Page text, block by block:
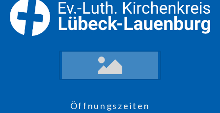
Öffnungszeiten